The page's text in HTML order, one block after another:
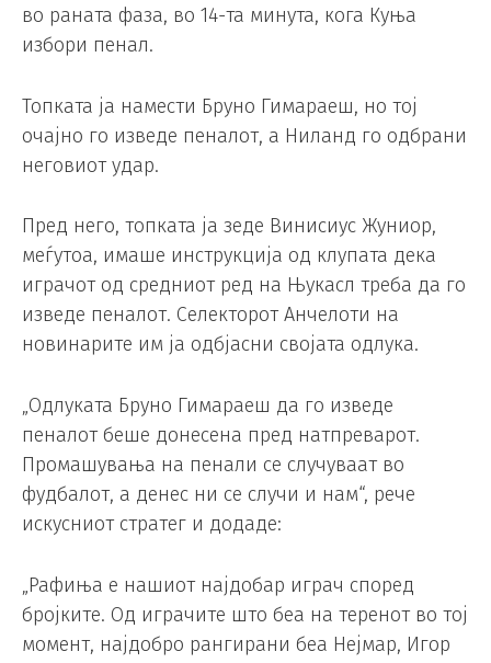
во раната фаза, во 14-та минута, кога Куња
избори пенал.
Топката ја намести Бруно Гимараеш, но тој
очајно го изведе пеналот, а Ниланд го одбрани
неговиот удар.
Пред него, топката ја зеде Винисиус Жуниор,
меѓутоа, имаше инструкција од клупата дека
играчот од средниот ред на Њукасл треба да го
изведе пеналот. Селекторот Анчелоти на
новинарите им ја одбјасни својата одлука.
„Одлуката Бруно Гимараеш да го изведе
пеналот беше донесена пред натпреварот.
Промашувања на пенали се случуваат во
фудбалот, а денес ни се случи и нам“, рече
искусниот стратег и додаде:
„Рафиња е нашиот најдобар играч според
бројките. Од играчите што беа на теренот во тој
момент, најдобро рангирани беа Нејмар, Игор